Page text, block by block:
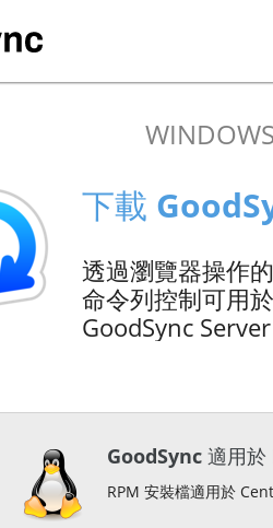
WINDOWS
下載
透過瀏覽器操作
命令列控制可用於
GoodSync
GoodSync 適用
RPM 安裝檔適用於